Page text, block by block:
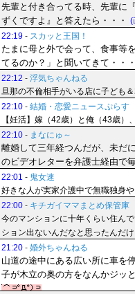
先輩と付き合ってる時、先輩に
ずくですよ』と答えたら・・・
(
22:19 - スカッと王国！
たまに母と外で会って、食事等
てるのか？」と聞いてきて・・・
22:12 - 浮気ちゃんねる
旦那の不倫相手がいる店に子ども
22:10 - 結婚・恋愛ニュースぷらす
【妊活】嫁（42歳）と俺（43歳）
22:10 - まなにゅ～
離婚して三年経つんだが、未だ
のビデオレターを弁護士経由で
22:01 - 鬼女速
好きな人が実家介護中で無職独身
22:00 - キチガイママまとめ保管庫
今のマンションに十年くらい住ん
ション出ないんだなと思ったんだ
21:20 - 婚外ちゃんねる
山道の途中にある広い所に車を
子が木立の奥の方をなんかジッ